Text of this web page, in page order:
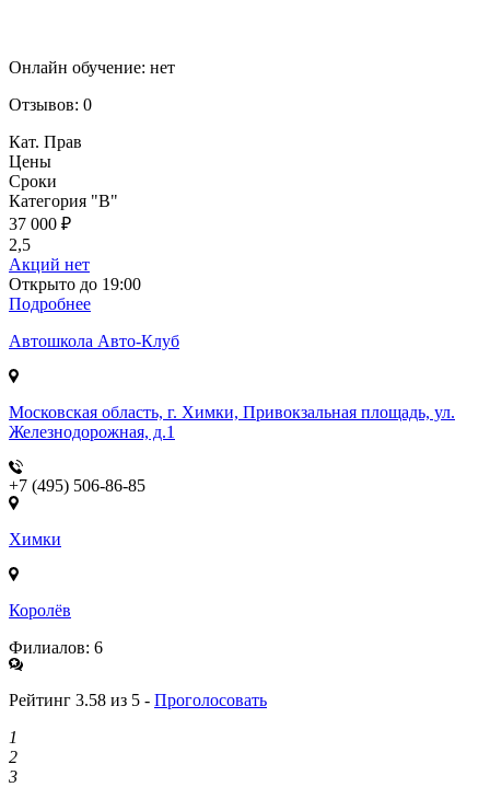
Онлайн обучение: нет
Отзывов: 0
Кат. Прав
Цены
Сроки
Категория "B"
37 000 ₽
2,5
Акций нет
Открыто до 19:00
Подробнее
Автошкола Авто-Клуб
Московская область, г. Химки, Привокзальная площадь, ул.
Железнодорожная, д.1
+7 (495) 506-86-85
Химки
Королёв
Филиалов: 6
Рейтинг 3.58 из 5 - Проголосовать
1
2
3